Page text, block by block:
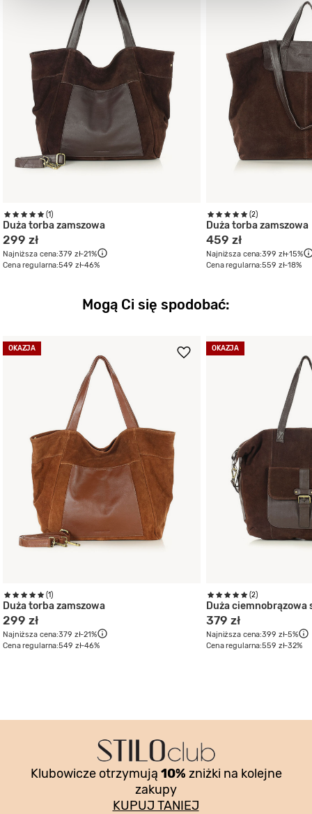
(1)
Duża torba zamszowa
299 zł
Najniższa cena:379 zł-21%
Cena regularna:549 zł-46%
(2)
Duża torba zamszowa
459 zł
Najniższa cena:399 zł+15%
Cena regularna:559 zł-18%
Mogą Ci się spodobać:
OKAZJA
(1)
Duża torba zamszowa
299 zł
Najniższa cena:379 zł-21%
Cena regularna:549 zł-46%
OKAZJA
(2)
Duża ciemnobrązowa
379 zł
Najniższa cena:399 zł-5%
Cena regularna:559 zł-32%
Klubowicze otrzymują 10% zniżki na kolejne
zakupy
KUPUJ TANIEJ